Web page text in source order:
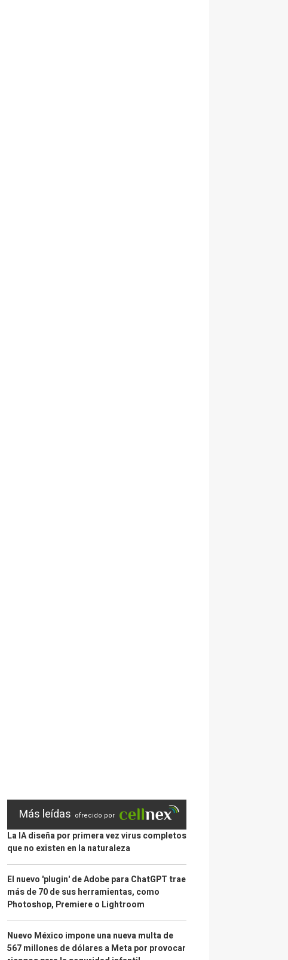
Más leídas ofrecido por
La IA diseña por primera vez virus completos
que no existen en la naturaleza
El nuevo 'plugin' de Adobe para ChatGPT trae
más de 70 de sus herramientas, como
Photoshop, Premiere o Lightroom
Nuevo México impone una nueva multa de
567 millones de dólares a Meta por provocar